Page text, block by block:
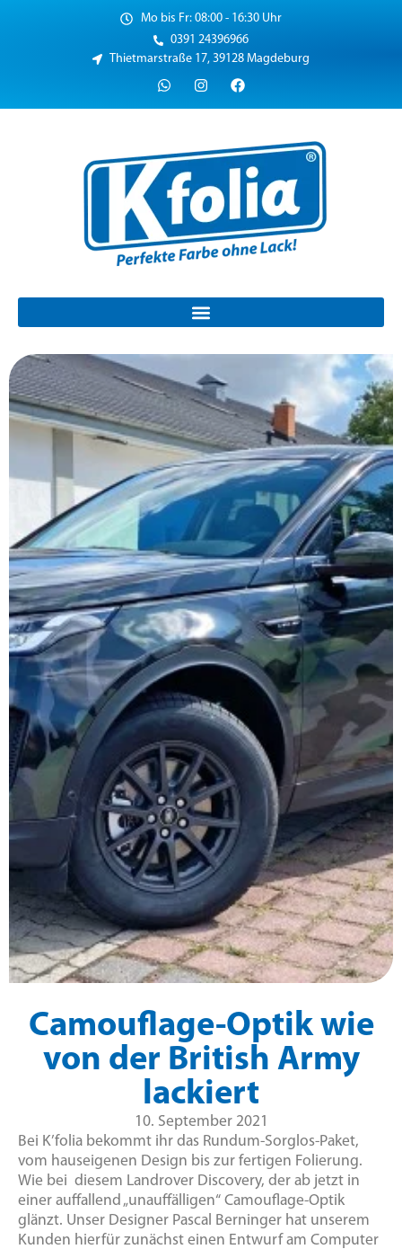
Mo bis Fr: 08:00 - 16:30 Uhr
0391 24396966
Thietmarstraße 17, 39128 Magdeburg
Camouflage-Optik wie
von der British Army
lackiert
10. September 2021
Bei K’folia bekommt ihr das Rundum-Sorglos-Paket,
vom hauseigenen Design bis zur fertigen Folierung.
Wie bei diesem Landrover Discovery, der ab jetzt in
einer auffallend „unauffälligen“ Camouflage-Optik
glänzt. Unser Designer Pascal Berninger hat unserem
Kunden hierfür zunächst einen Entwurf am Computer